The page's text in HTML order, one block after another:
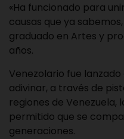
«Ha funcionado para
causas que ya
graduado en Artes y
años.
Venezolario fue
adivinar, a través de
regiones de Venezuela,
permitido que se
generaciones.